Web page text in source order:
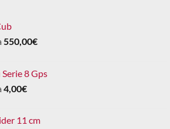
550,00€
8 Gps
4,00€
11 cm